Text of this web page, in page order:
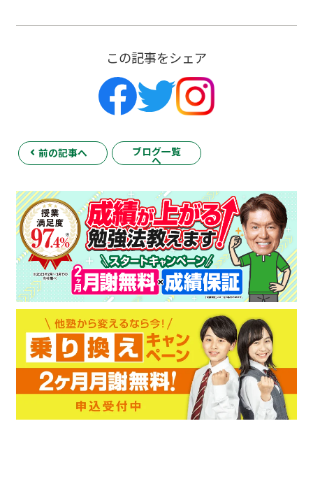
この記事をシェア
前の記事へ ブログ一覧
へ